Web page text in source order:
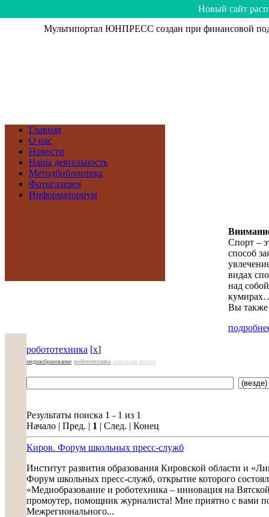
Hoвый caйт
Мультипортал ЮНПРЕСС создан при финансовой
Главная
О нас
Новости
Наша деятельность
Методбиблиотека
Фотогалерея
Информаториум
Спорт –
способ
видах
над
Вы также
робототехника [x]
медиаобразование робототехника школьная пресса
Результаты поиска 1 - 1 из 1
Начало | Пред. | 1 | След. | Конец
Киров. Форум школьных пресс-служб
Институт развития образования Кировской области и
Форум школьных пресс-служб, открытие которого
«Медиобразование и роботехника – инновация на
промоутер, помощник журналиста! Мне приятно с вами
Межрегионального...